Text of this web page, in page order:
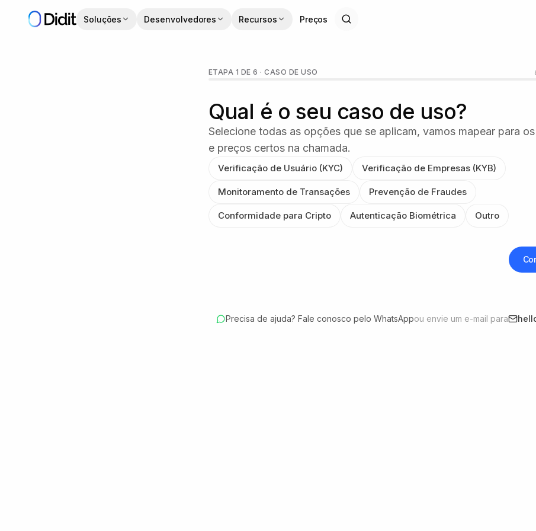
Soluções Desenvolvedores Recursos Preços
ETAPA 1 DE 6 ·CASO DE USO
Qual é o seu caso de uso?
Selecione todas as opções que se aplicam, vamos mapear para
e preços certos na chamada.
Verificação de Usuário (KYC) Verificação de Empresas (KYB)
Monitoramento de Transações Prevenção de Fraudes
Conformidade para Cripto Autenticação Biométrica Outro
Precisa de ajuda? Fale conosco pelo WhatsAppou envie um e-mail para